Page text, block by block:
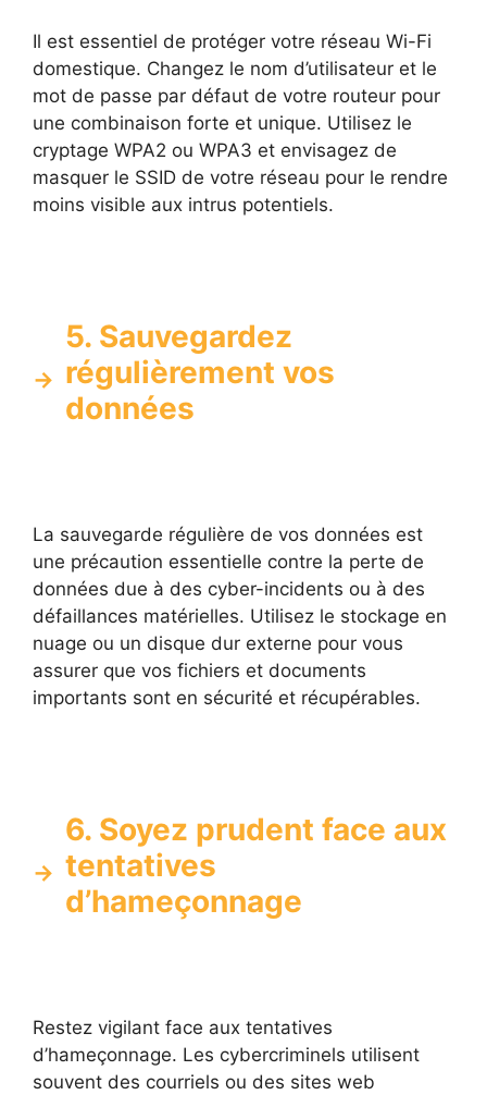
Il est essentiel de protéger votre réseau Wi-Fi
domestique. Changez le nom d’utilisateur et le
mot de passe par défaut de votre routeur pour
une combinaison forte et unique. Utilisez le
cryptage WPA2 ou WPA3 et envisagez de
masquer le SSID de votre réseau pour le rendre
moins visible aux intrus potentiels.
5. Sauvegardez
régulièrement vos
données
La sauvegarde régulière de vos données est
une précaution essentielle contre la perte de
données due à des cyber-incidents ou à des
défaillances matérielles. Utilisez le stockage en
nuage ou un disque dur externe pour vous
assurer que vos fichiers et documents
importants sont en sécurité et récupérables.
6. Soyez prudent face aux
tentatives
d’hameçonnage
Restez vigilant face aux tentatives
d’hameçonnage. Les cybercriminels utilisent
souvent des courriels ou des sites web